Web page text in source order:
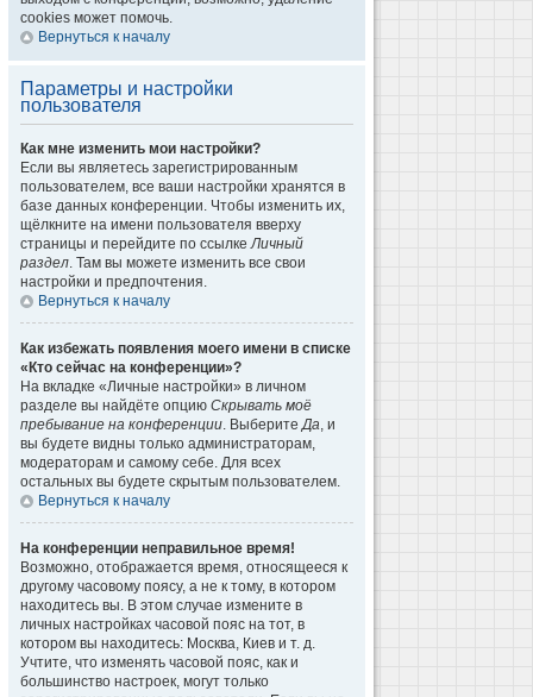
cookies может помочь.
Вернуться к началу
Параметры и настройки
пользователя
Как мне изменить мои настройки?
Если вы являетесь зарегистрированным
пользователем, все ваши настройки хранятся в
базе данных конференции. Чтобы изменить их,
щёлкните на имени пользователя вверху
страницы и перейдите по ссылкеЛичный
раздел. Там вы можете изменить все свои
настройки и предпочтения.
Вернуться к началу
Как избежать появления моего имени в списке
«Кто сейчас на конференции»?
На вкладке «Личные настройки» в личном
разделе вы найдёте опцию Скрывать моё
пребывание на конференции. ВыберитеДа, и
вы будете видны только администраторам,
модераторам и самому себе. Для всех
остальных вы будете скрытым пользователем.
Вернуться к началу
На конференции неправильное время!
Возможно, отображается время, относящееся к
другому часовому поясу, а не к тому, в котором
находитесь вы. В этом случае измените в
личных настройках часовой пояс на тот, в
котором вы находитесь: Москва, Киев и т. д.
Учтите, что изменять часовой пояс, как и
большинство настроек, могут только